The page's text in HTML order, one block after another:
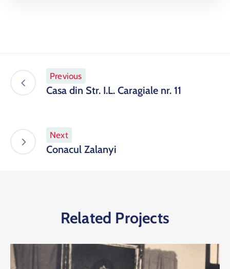
Previous
Casa din Str. I.L. Caragiale nr. 11
Next
Conacul Zalanyi
Related Projects